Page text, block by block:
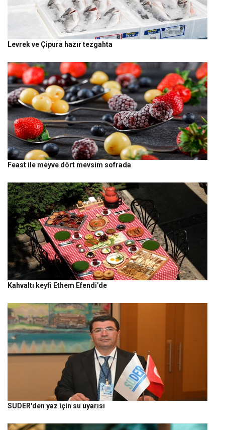
Levrek ve Çipura hazır tezgahta
Feast ile meyve dört mevsim sofrada
Kahvaltı keyfi Ethem Efendi’de
SUDER'den yaz için su uyarısı